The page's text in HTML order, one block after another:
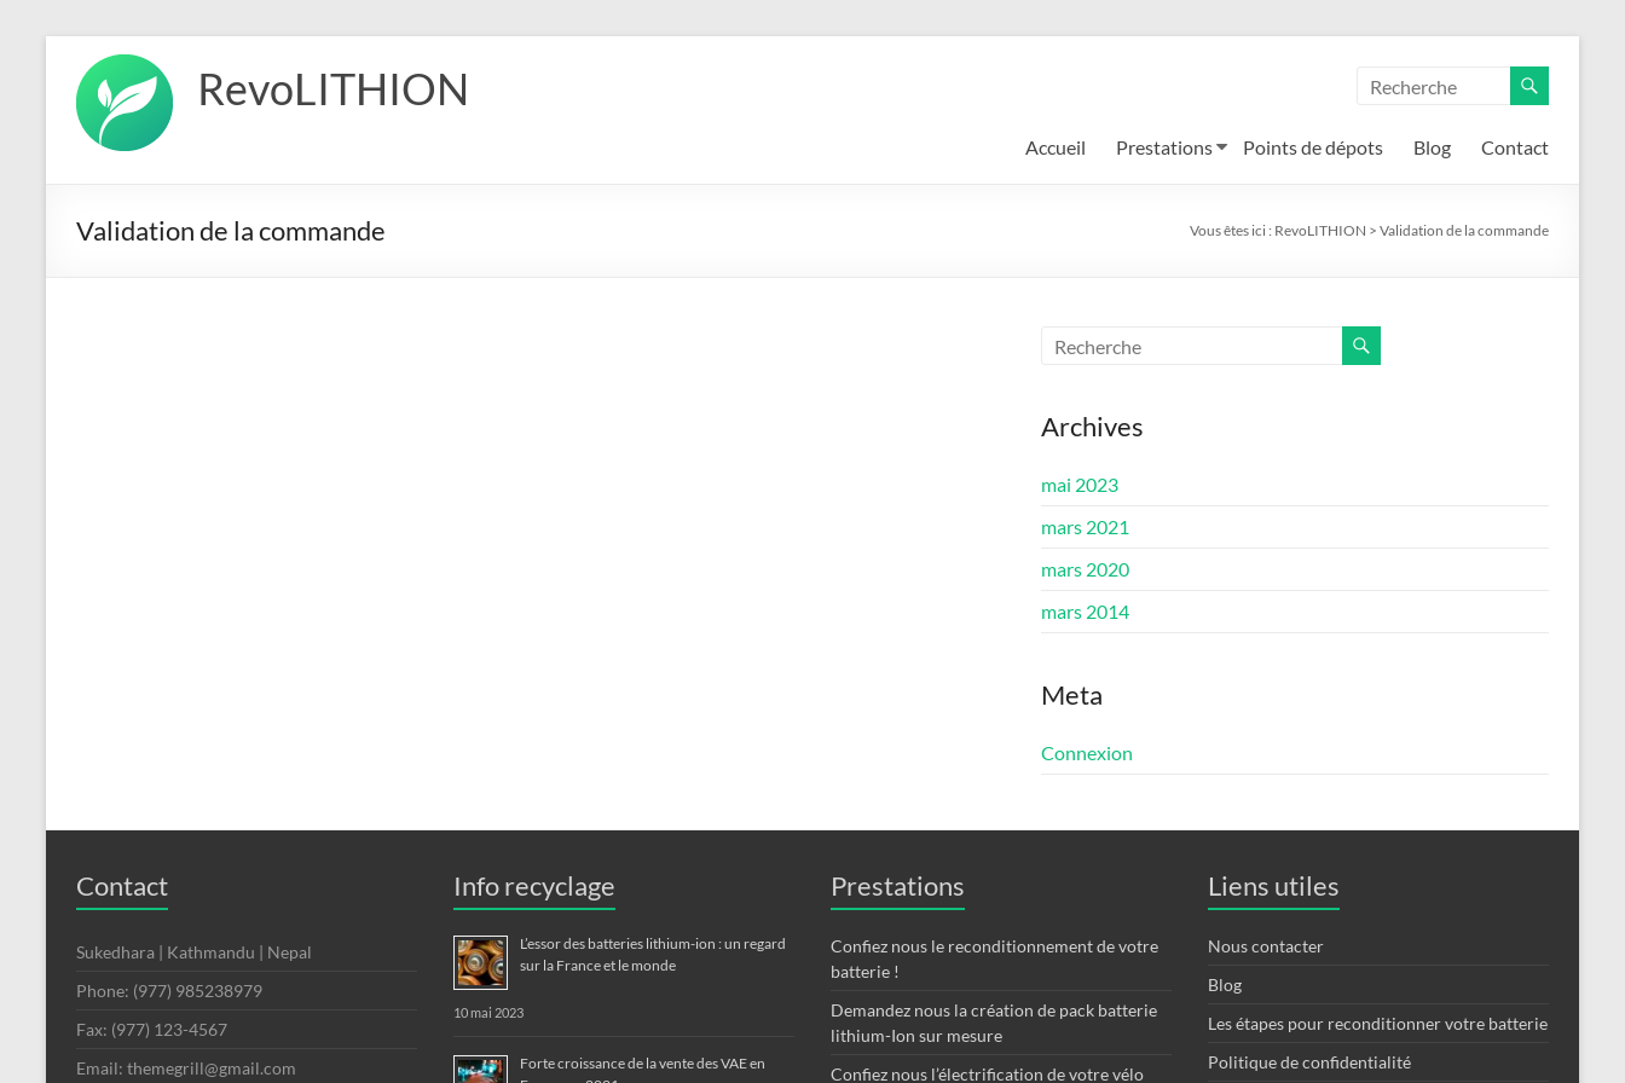
contenu
RevoLITHION
Accueil Prestations Points de dépots Blog Contact
Validation de la commande Vous êtes ici : RevoLITHION > Validation de la commande
Archives
mai 2023
mars 2021
mars 2020
mars 2014
Meta
Connexion
Contact
Sukedhara | Kathmandu | Nepal
Phone: (977) 985238979
Fax: (977) 123-4567
Email: themegrill@gmail.com
Info recyclage
L’essor des batteries lithium-ion : un regard
sur la France et le monde
10 mai 2023
Forte croissance de la vente des VAE en
Prestations
Confiez nous le reconditionnement de votre
batterie !
Demandez nous la création de pack batterie
lithium-Ion sur mesure
Confiez nous l’électrification de votre vélo
Liens utiles
Nous contacter
Blog
Les étapes pour reconditionner votre batterie
Politique de confidentialité